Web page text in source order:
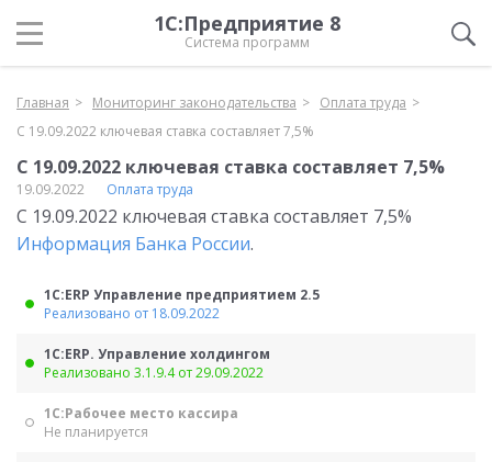
1С:Предприятие 8
Система программ
Главная Мониторинг законодательства
Оплата труда
С 19.09.2022 ключевая ставка составляет 7,5%
С 19.09.2022 ключевая ставка составляет 7,5%
19.09.2022 Оплата труда
С 19.09.2022 ключевая ставка составляет 7,5%
Информация Банка России.
1С:ERP Управление предприятием 2.5
Реализовано от 18.09.2022
1С:ERP. Управление холдингом
Реализовано 3.1.9.4 от 29.09.2022
1С:Рабочее место кассира
Не планируется